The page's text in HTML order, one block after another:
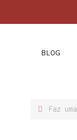
BLOG